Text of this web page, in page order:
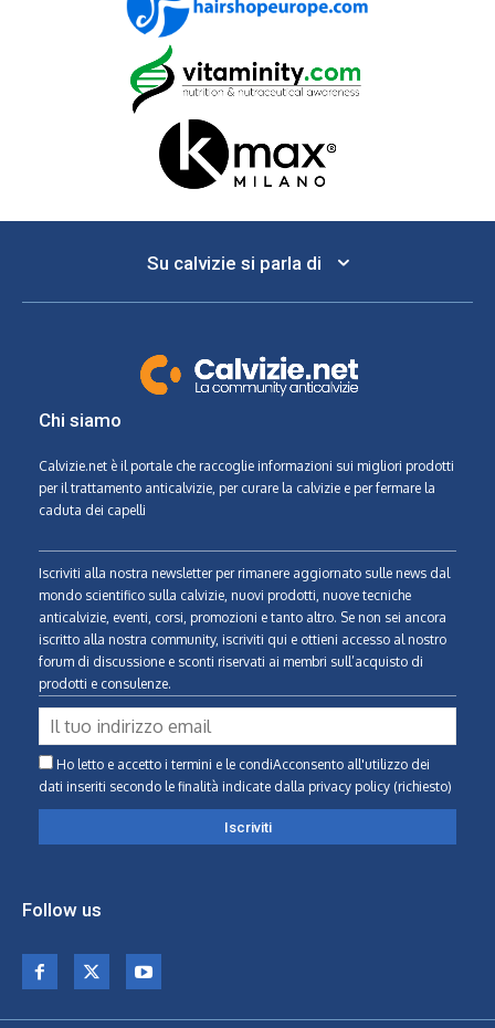
Su calvizie si parla di
Chi siamo
Calvizie.net è il portale che raccoglie informazioni sui migliori prodotti
per il trattamento anticalvizie, per curare la calvizie e per fermare la
caduta dei capelli
Iscriviti alla nostra newsletter per rimanere aggiornato sulle news dal
mondo scientifico sulla calvizie, nuovi prodotti, nuove tecniche
anticalvizie, eventi, corsi, promozioni e tanto altro. Se non sei ancora
iscritto alla nostra community, iscriviti qui e ottieni accesso al nostro
forum di discussione e sconti riservati ai membri sull’acquisto di
prodotti e consulenze.
Ho letto e accetto i termini e le condiAcconsento all'utilizzo dei
dati inseriti secondo le finalità indicate dalla privacy policy (richiesto)
Follow us